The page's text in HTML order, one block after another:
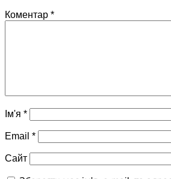
Коментар *
Ім'я *
Email *
Сайт